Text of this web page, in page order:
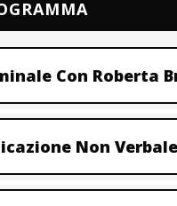
Con Roberta
Non Verbale